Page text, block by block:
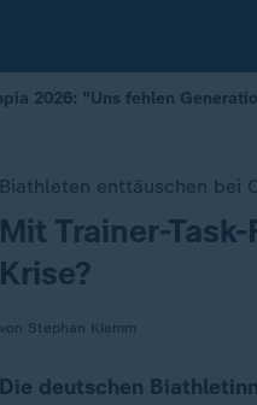
2026: "Uns fehlen
Biathleten enttäuschen bei
:Mit Trainer-
Krise?
von Stephan Klemm
Die deutschen